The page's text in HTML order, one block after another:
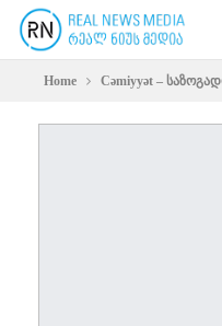
Home Cəmiyyət –